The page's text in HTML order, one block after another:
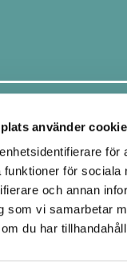
använder
för
funktioner för
och annan
som vi samarbetar
du har
Ombud